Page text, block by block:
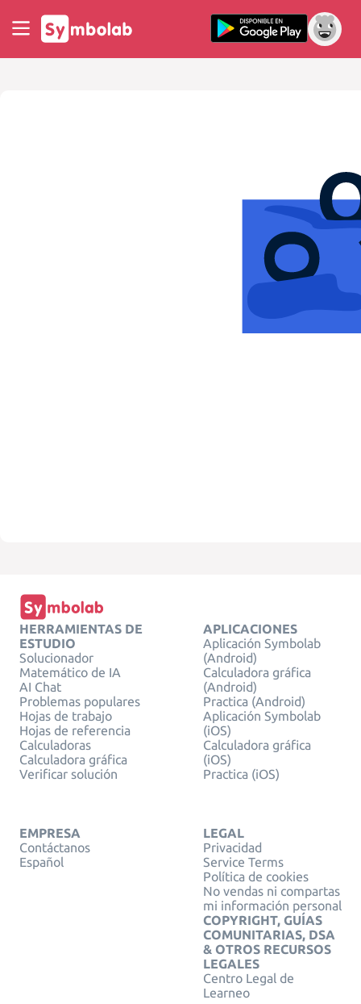
HERRAMIENTAS DE
ESTUDIO
Solucionador
Matemático de IA
AI Chat
Problemas populares
Hojas de trabajo
Hojas de referencia
Calculadoras
Calculadora gráfica
Verificar solución
APLICACIONES
Aplicación Symbolab
(Android)
Calculadora gráfica
(Android)
Practica (Android)
Aplicación Symbolab
(iOS)
Calculadora gráfica
(iOS)
Practica (iOS)
EMPRESA
Contáctanos
Español
LEGAL
Privacidad
Service Terms
Política de cookies
No vendas ni compartas
mi información personal
COPYRIGHT, GUÍAS
COMUNITARIAS, DSA
& OTROS RECURSOS
LEGALES
Centro Legal de
Learneo